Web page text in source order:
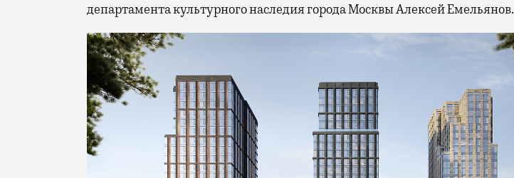
департамента культурного наследия города Москвы Алексей Емельянов.